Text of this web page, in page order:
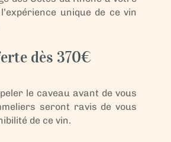
unique de ce vin
dès 370€
le caveau avant de vous
seront ravis de vous
de ce vin.